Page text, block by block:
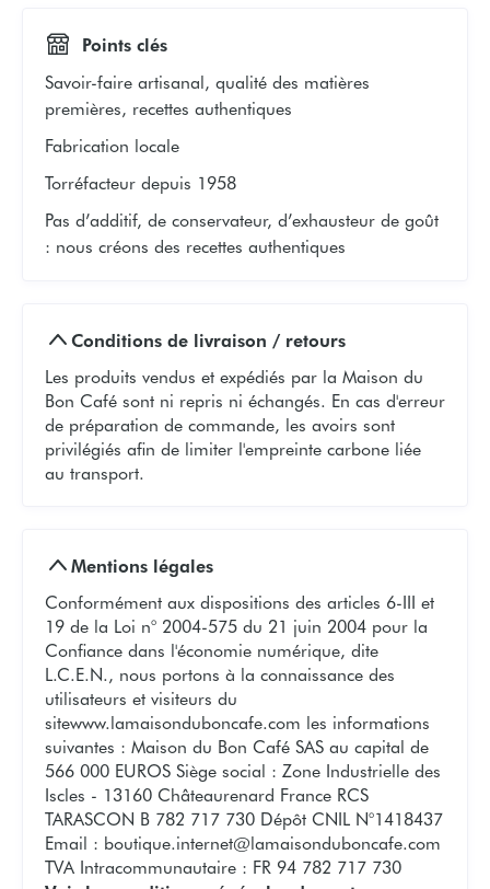
Points clés
Savoir-faire artisanal, qualité des matières
premières, recettes authentiques
Fabrication locale
Torréfacteur depuis 1958
Pas d’additif, de conservateur, d’exhausteur de goût
: nous créons des recettes authentiques
Conditions de livraison / retours
Les produits vendus et expédiés par la Maison du
Bon Café sont ni repris ni échangés. En cas d'erreur
de préparation de commande, les avoirs sont
privilégiés afin de limiter l'empreinte carbone liée
au transport.
Mentions légales
Conformément aux dispositions des articles 6-III et
19 de la Loi n° 2004-575 du 21 juin 2004 pour la
Confiance dans l'économie numérique, dite
L.C.E.N., nous portons à la connaissance des
utilisateurs et visiteurs du
sitewww.lamaisonduboncafe.com les informations
suivantes : Maison du Bon Café SAS au capital de
566 000 EUROS Siège social : Zone Industrielle des
Iscles - 13160 Châteaurenard France RCS
TARASCON B 782 717 730 Dépôt CNIL N°1418437
Email : boutique.internet@lamaisonduboncafe.com
TVA Intracommunautaire : FR 94 782 717 730